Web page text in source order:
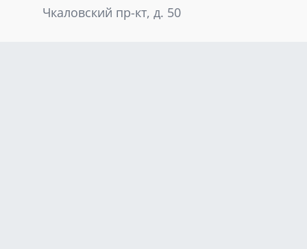
Чкаловский пр-кт, д. 50